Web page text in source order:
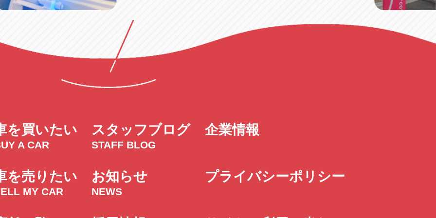
を買いたい
A CAR
を売りたい
MY CAR
スタッフブログ
STAFF BLOG
お知らせ
NEWS
企業情報
プライバシーポリシー